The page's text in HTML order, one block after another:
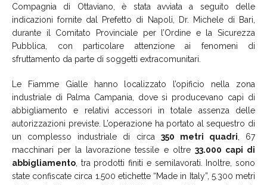
Compagnia di Ottaviano, è stata avviata a seguito delle
indicazioni fornite dal Prefetto di Napoli, Dr. Michele di Bari,
durante il Comitato Provinciale per l’Ordine e la Sicurezza
Pubblica, con particolare attenzione ai fenomeni di
sfruttamento da parte di soggetti extracomunitari.
Le Fiamme Gialle hanno localizzato l’opificio nella zona
industriale di Palma Campania, dove si producevano capi di
abbigliamento e relativi accessori in totale assenza delle
autorizzazioni previste. L’operazione ha portato al sequestro di
un complesso industriale di circa 350 metri quadri , 67
macchinari per la lavorazione tessile e oltre 33.000 capi di
abbigliamento , tra prodotti finiti e semilavorati. Inoltre, sono
state confiscate circa 1.500 etichette “Made in Italy”, 5.300 metri